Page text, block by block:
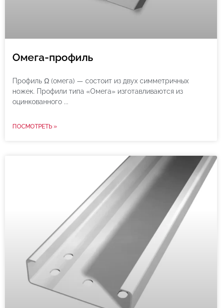
Омега-профиль
Профиль Ω (омега) — состоит из двух симметричных
ножек. Профили типа «Омега» изготавливаются из
оцинкованного
ПОСМОТРЕТЬ »